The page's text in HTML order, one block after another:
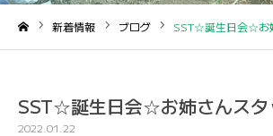
新着情報 ブログ SST☆誕生日会☆お姉
SST☆誕生日会☆お姉さんスタ
2022.01.22